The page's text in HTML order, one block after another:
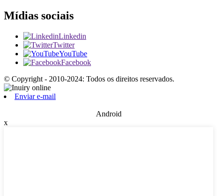
Mídias sociais
Linkedin
Twitter
YouTube
Facebook
© Copyright - 2010-2024: Todos os direitos reservados.
Enviar e-mail
Android
x